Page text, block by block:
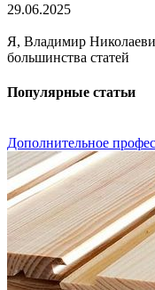
29.06.2025
Я, Владимир
большинства статей
Популярные статьи
Дополнительное